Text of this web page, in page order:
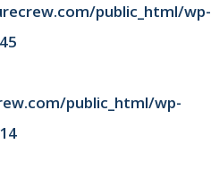
public_html/wp-
public_html/wp-